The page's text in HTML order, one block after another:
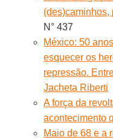
(des)caminhos,
N° 437
México: 50
esquecer os
repressão.
Jacheta Riberti
A força da
acontecimento
Maio de 68 e a